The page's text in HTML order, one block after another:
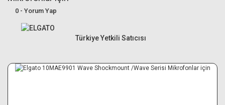
Canon R6 Mark III
0 - Yorum Yap
Türkiye Yetkili Satıcısı